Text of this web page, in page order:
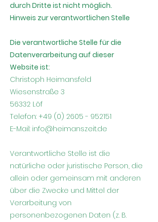
durch Dritte ist nicht möglich.
Hinweis zur verantwortlichen Stelle
Die verantwortliche Stelle für die
Datenverarbeitung auf dieser
Website ist:
Christoph Heimansfeld
Wiesenstraße 3
56332 Löf
Telefon: +49 (0) 2605 - 952151
E-Mail: info@heimanszeit.de
Verantwortliche Stelle ist die
natürliche oder juristische Person, die
allein oder gemeinsam mit anderen
über die Zwecke und Mittel der
Verarbeitung von
personenbezogenen Daten (z. B.